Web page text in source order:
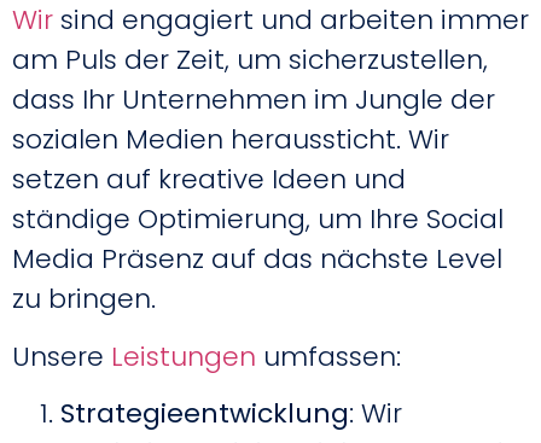
Wirsind engagiert und arbeiten immer
am Puls der Zeit, um sicherzustellen,
dass Ihr Unternehmen im Jungle der
sozialen Medien heraussticht. Wir
setzen auf kreative Ideen und
ständige Optimierung, um Ihre Social
Media Präsenz auf das nächste Level
zu bringen.
Unsere Leistungen umfassen:
Strategieentwicklung: Wir